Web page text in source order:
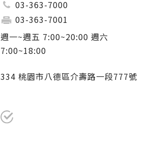
03-363-7000
03-363-7001
週一~週五 7:00~20:00 週六
7:00~18:00
334 桃園市八德區介壽路一段777號